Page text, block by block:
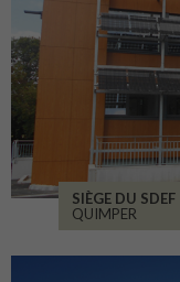
SIÈGE DU SDEF
QUIMPER